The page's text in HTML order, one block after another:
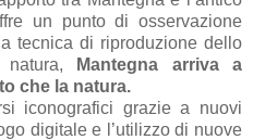
un punto di osservazione
tecnica di riproduzione dello
natura,
Mantegna arriva a
che la natura.
iconografici grazie a nuovi
digitale e l’utilizzo di nuove